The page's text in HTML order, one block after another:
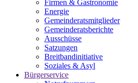
Firmen & Gastronomie
Energie
Gemeinderatsmitglieder
Gemeinderatsberichte
Ausschüsse
Satzungen
Breitbandinitiative
Soziales & Asyl
Bürgerservice